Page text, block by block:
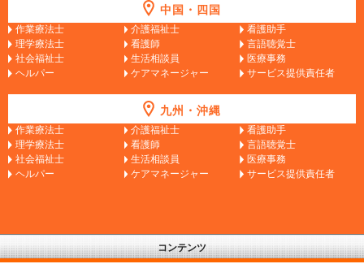
中国・四国
作業療法士 介護福祉士
看護助手
理学療法士
看護師
言語聴覚士
社会福祉士
生活相談員
医療事務
ヘルパー
ケアマネージャー サービス提供責任者
九州・沖縄
作業療法士 介護福祉士
看護助手
理学療法士
看護師
言語聴覚士
社会福祉士
生活相談員
医療事務
ヘルパー
ケアマネージャー サービス提供責任者
コンテンツ